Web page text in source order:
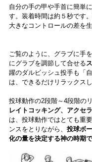
自分の手の甲や手首に簡単
す。装着時間は約５秒です
大きなコントロールの差を生
ご覧のように、グラブに手
にグラブを調節して合せる
躍のダルビッシュ投手も「
は、できるだけリラックス
投球動作の2段階～4段階の
レイトコッキング、アクセ
は、投球動作ではとても重
ンスをとりながら、 投球ボ
化の量を決定する神の時期